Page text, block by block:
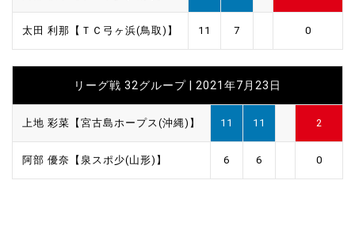
太田 利那【ＴＣ弓ヶ浜(鳥取)】 11 7 0
リーグ戦 32グループ | 2021年7月23日
上地 彩菜【宮古島ホープス(沖縄)】 11 11 2
阿部 優奈【泉スポ少(山形)】 6 6 0